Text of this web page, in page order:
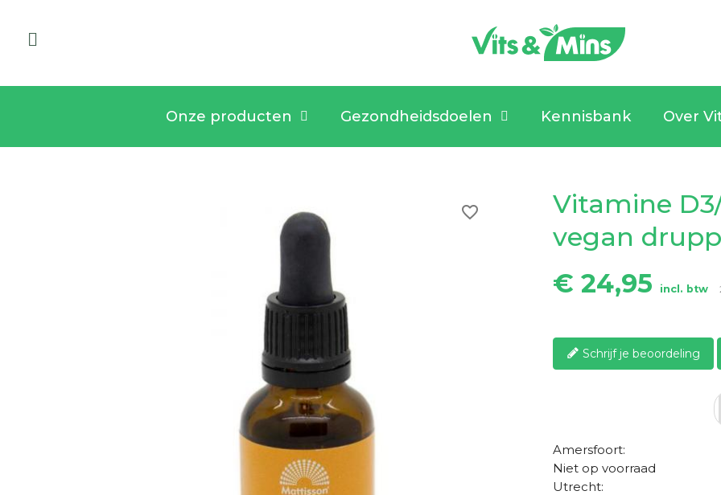
Onze producten Gezondheidsdoelen Kennisbank Over
favorite_border
Vitamine
vegan
€ 24,95
incl. btw
Schrijf je beoordeling
Amersfoort:
Niet op voorraad
Utrecht: